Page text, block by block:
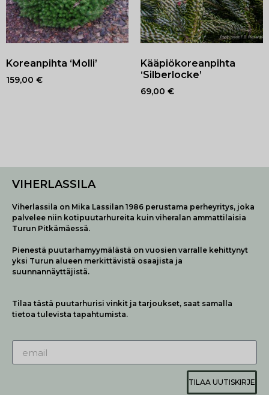
Koreanpihta ‘Molli’
159,00 €
Kääpiökoreanpihta
‘Silberlocke’
69,00 €
VIHERLASSILA
Viherlassila on Mika Lassilan 1986 perustama perheyritys, joka
palvelee niin kotipuutarhureita kuin viheralan ammattilaisia
Turun Pitkämäessä.
Pienestä puutarhamyymälästä on vuosien varralle kehittynyt
yksi Turun alueen merkittävistä osaajista ja
suunnannäyttäjistä.
Tilaa tästä puutarhurisi vinkit ja tarjoukset, saat samalla
tietoa tulevista tapahtumista.
TILAA UUTISKIRJE